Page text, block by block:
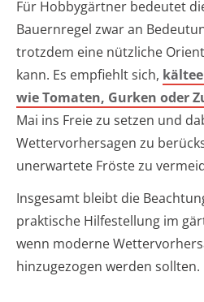
Für Hobbygärtner bedeutet
Bauernregel zwar an
trotzdem eine nützliche
kann. Es empfiehlt sich,
wie Tomaten, Gurken oder
Mai ins Freie zu setzen und
Wettervorhersagen zu
unerwartete Fröste zu
Insgesamt bleibt die
praktische Hilfestellung im
wenn moderne
hinzugezogen werden sollten.